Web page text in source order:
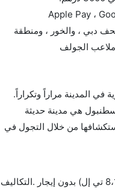
دبي ، والخور ، ومنطقة
الجولف
في المدينة مراراً وتكراراً.
هي مدينة حديثة
من خلال التجول في
تكلفة المعيشة في اسطنبول التكاليف الشهرية لعائلة مكونة من أربعة أفراد: 22،670.48 جنيه إسترليني (8،130،34 تي إل) بدون إيجار .التكاليف